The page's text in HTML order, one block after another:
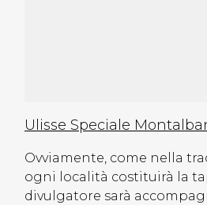
Ulisse Speciale
Ovviamente, come nella
ogni località costituirà la
divulgatore sarà